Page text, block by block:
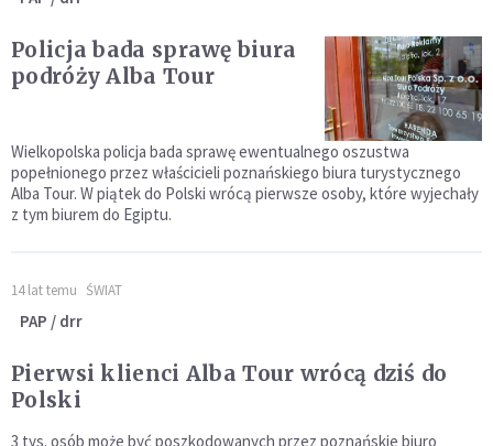
Policja bada sprawę biura
podróży Alba Tour
Wielkopolska policja bada sprawę ewentualnego oszustwa
popełnionego przez właścicieli poznańskiego biura turystycznego
Alba Tour. W piątek do Polski wrócą pierwsze osoby, które wyjechały
z tym biurem do Egiptu.
14 lat temu ŚWIAT
PAP / drr
Pierwsi klienci Alba Tour wrócą dziś do
Polski
3 tys. osób może być poszkodowanych przez poznańskie biuro